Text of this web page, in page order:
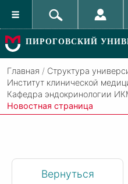
ПИРОГОВСКИЙ
Главная / Структура
Институт клинической
Кафедра эндокринологии
Новостная страница
Вернуться